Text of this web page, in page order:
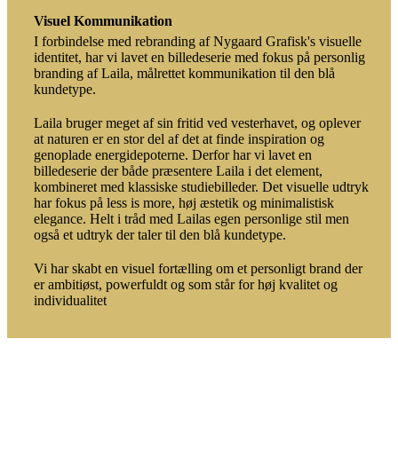
Visuel Kommunikation
I forbindelse med rebranding af Nygaard Grafisk's visuelle
identitet, har vi lavet en billedeserie med fokus på personlig
branding af Laila, målrettet kommunikation til den blå
kundetype.
Laila bruger meget af sin fritid ved vesterhavet, og oplever
at naturen er en stor del af det at finde inspiration og
genoplade energidepoterne. Derfor har vi lavet en
billedeserie der både præsentere Laila i det element,
kombineret med klassiske studiebilleder. Det visuelle udtryk
har fokus på less is more, høj æstetik og minimalistisk
elegance. Helt i tråd med Lailas egen personlige stil men
også et udtryk der taler til den blå kundetype.
Vi har skabt en visuel fortælling om et personligt brand der
er ambitiøst, powerfuldt og som står for høj kvalitet og
individualitet